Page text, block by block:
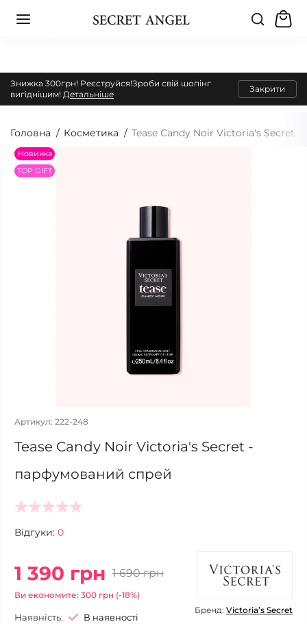
Знижка 300грн! Реєструйся!Зроби свій шопінг
вигіднішим! Детальніше
Закрити
Головна Косметика Tease Candy Noir Victoria's Secret
Новинка
TOP GIFT
Артикул: 222-248
Tease Candy Noir Victoria's Secret -
парфумований спрей
Відгуки: 0
1 390 грн 1 690 грн
Ви економите: 300 грн (-18%)
Наявність: В наявності
Бренд: Victoria’s Secret